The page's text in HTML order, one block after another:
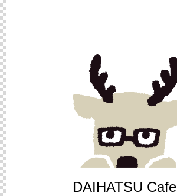
DAIHATSU Cafe